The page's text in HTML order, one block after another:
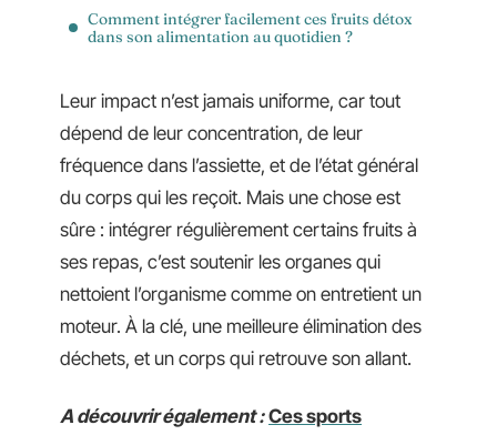
Comment intégrer facilement ces fruits détox
dans son alimentation au quotidien ?
Leur impact n’est jamais uniforme, car tout
dépend de leur concentration, de leur
fréquence dans l’assiette, et de l’état général
du corps qui les reçoit. Mais une chose est
sûre : intégrer régulièrement certains fruits à
ses repas, c’est soutenir les organes qui
nettoient l’organisme comme on entretient un
moteur. À la clé, une meilleure élimination des
déchets, et un corps qui retrouve son allant.
A découvrir également : Ces sports